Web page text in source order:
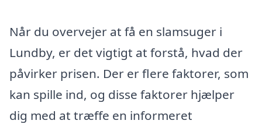
Når du overvejer at få en slamsuger i
Lundby, er det vigtigt at forstå, hvad der
påvirker prisen. Der er flere faktorer, som
kan spille ind, og disse faktorer hjælper
dig med at træffe en informeret